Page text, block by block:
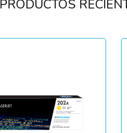
PRODUCTOS